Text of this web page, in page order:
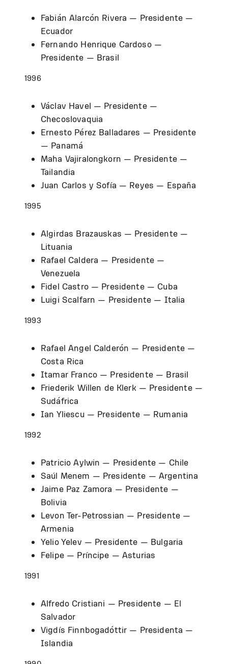
Fabián Alarcón Rivera — Presidente —
Ecuador
Fernando Henrique Cardoso —
Presidente — Brasil
1996
Václav Havel — Presidente —
Checoslovaquia
Ernesto Pérez Balladares — Presidente
— Panamá
Maha Vajiralongkorn — Presidente —
Tailandia
Juan Carlos y Sofía — Reyes — España
1995
Algirdas Brazauskas — Presidente —
Lituania
Rafael Caldera — Presidente —
Venezuela
Fidel Castro — Presidente — Cuba
Luigi Scalfarn — Presidente — Italia
1993
Rafael Angel Calderón — Presidente —
Costa Rica
Itamar Franco — Presidente — Brasil
Friederik Willen de Klerk — Presidente —
Sudáfrica
Ian Yliescu — Presidente — Rumania
1992
Patricio Aylwin — Presidente — Chile
Saúl Menem — Presidente — Argentina
Jaime Paz Zamora — Presidente —
Bolivia
Levon Ter-Petrossian — Presidente —
Armenia
Yelio Yelev — Presidente — Bulgaria
Felipe — Príncipe — Asturias
1991
Alfredo Cristiani — Presidente — El
Salvador
Vigdís Finnbogadóttir — Presidenta —
Islandia